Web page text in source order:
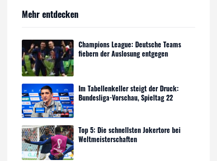
Mehr entdecken
Champions League: Deutsche Teams
fiebern der Auslosung entgegen
Im Tabellenkeller steigt der Druck:
Bundesliga-Vorschau, Spieltag 22
Top 5: Die schnellsten Jokertore bei
Weltmeisterschaften